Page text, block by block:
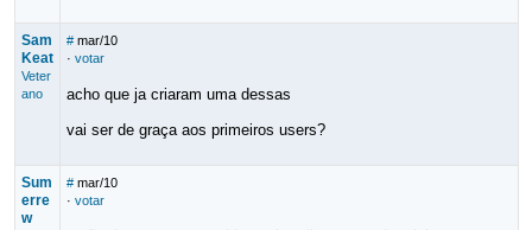
Sam
Keat
Veter
ano
# mar/10
· votar
acho que ja criaram uma dessas
vai ser de graça aos primeiros users?
Sum
erre
w
# mar/10
· votar